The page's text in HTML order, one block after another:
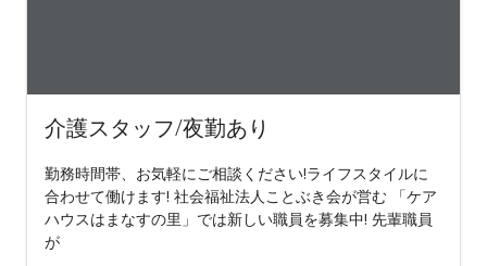
介護スタッフ/夜勤あり
勤務時間帯、お気軽にご相談ください!ライフスタイルに
合わせて働けます! 社会福祉法人ことぶき会が営む 「ケア
ハウスはまなすの里」では新しい職員を募集中! 先輩職員
が